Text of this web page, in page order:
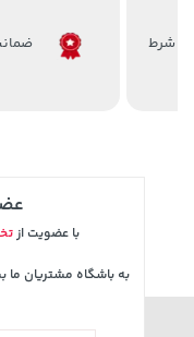
با عضویت از
به باشگاه مشتریان ما